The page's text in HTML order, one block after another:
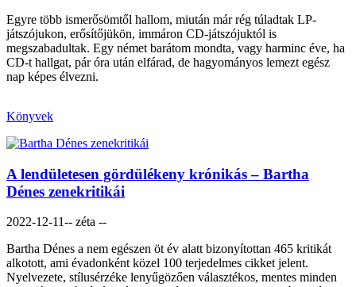
Egyre több ismerősömtől hallom, miután már rég túladtak LP-
játszójukon, erősítőjükön, immáron CD-játszójuktól is
megszabadultak. Egy német barátom mondta, vagy harminc éve, ha
CD-t hallgat, pár óra után elfárad, de hagyományos lemezt egész
nap képes élvezni.
Könyvek
A lendületesen gördülékeny krónikás – Bartha
Dénes zenekritikái
2022-12-11-- zéta --
Bartha Dénes a nem egészen öt év alatt bizonyítottan 465 kritikát
alkotott, ami évadonként közel 100 terjedelmes cikket jelent.
Nyelvezete, stílusérzéke lenyűgözően választékos, mentes minden